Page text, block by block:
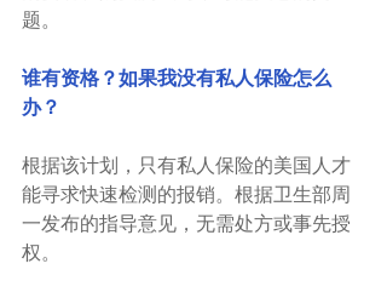
题。
谁有资格？如果我没有私人保险怎么
办？
根据该计划，只有私人保险的美国人才
能寻求快速检测的报销。根据卫生部周
一发布的指导意见，无需处方或事先授
权。